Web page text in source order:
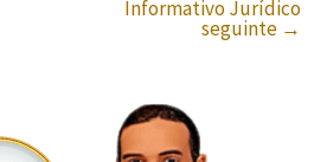
Informativo Jurídico
seguinte →